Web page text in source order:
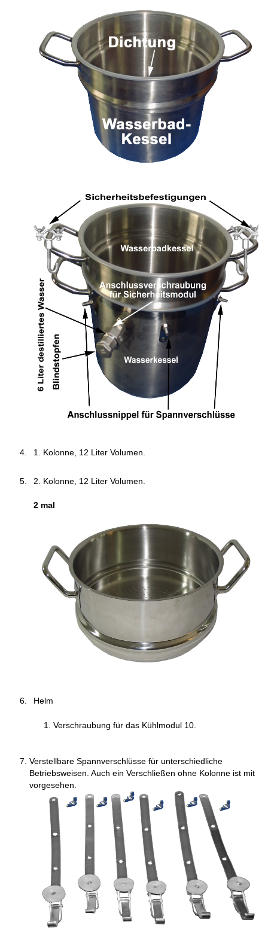
1. Kolonne, 12 Liter Volumen.
2. Kolonne, 12 Liter Volumen.
2 mal
Helm
Verschraubung für das Kühlmodul 10.
Verstellbare Spannverschlüsse für unterschiedliche
Betriebsweisen. Auch ein Verschließen ohne Kolonne ist mit
vorgesehen.